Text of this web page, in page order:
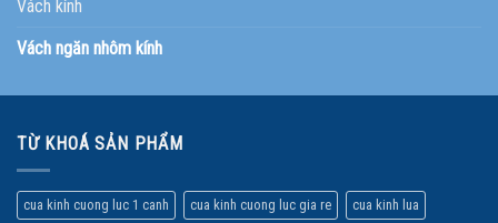
Vách kính
Vách ngăn nhôm kính
TỪ KHOÁ SẢN PHẨM
cua kinh cuong luc 1 canh cua kinh cuong luc gia re cua kinh lua